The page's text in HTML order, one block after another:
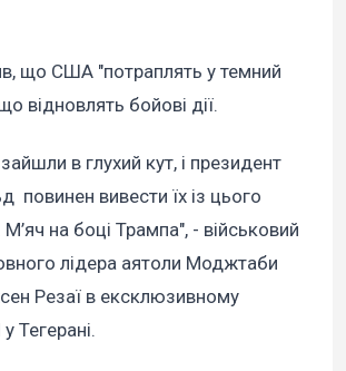
що США "потраплять у темний
відновлять бойові дії.
в глухий кут, і президент
вивести їх із цього
М’яч на боці Трампа", - військовий
лідера аятоли Моджтаби
Резаї в ексклюзивному
Тегерані.